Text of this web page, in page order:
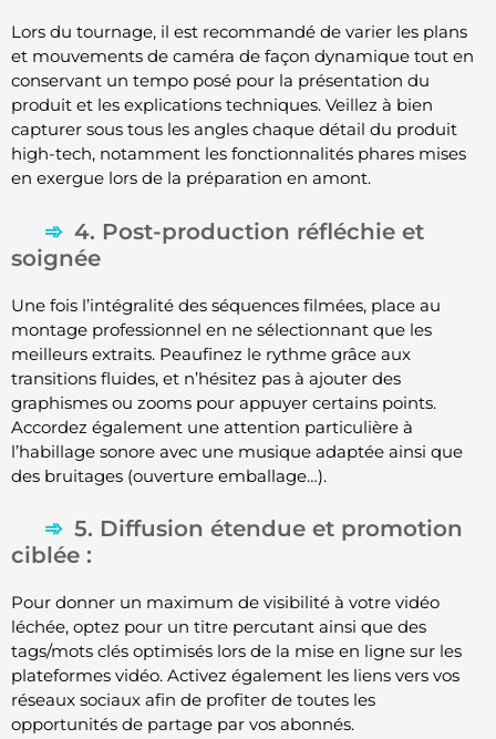
Lors du tournage, il est recommandé de varier les plans
et mouvements de caméra de façon dynamique tout en
conservant un tempo posé pour la présentation du
produit et les explications techniques. Veillez à bien
capturer sous tous les angles chaque détail du produit
high-tech, notamment les fonctionnalités phares mises
en exergue lors de la préparation en amont.
4. Post-production réfléchie et
soignée
Une fois l’intégralité des séquences filmées, place au
montage professionnel en ne sélectionnant que les
meilleurs extraits. Peaufinez le rythme grâce aux
transitions fluides, et n’hésitez pas à ajouter des
graphismes ou zooms pour appuyer certains points.
Accordez également une attention particulière à
l’habillage sonore avec une musique adaptée ainsi que
des bruitages (ouverture emballage…).
5. Diffusion étendue et promotion
ciblée :
Pour donner un maximum de visibilité à votre vidéo
léchée, optez pour un titre percutant ainsi que des
tags/mots clés optimisés lors de la mise en ligne sur les
plateformes vidéo. Activez également les liens vers vos
réseaux sociaux afin de profiter de toutes les
opportunités de partage par vos abonnés.